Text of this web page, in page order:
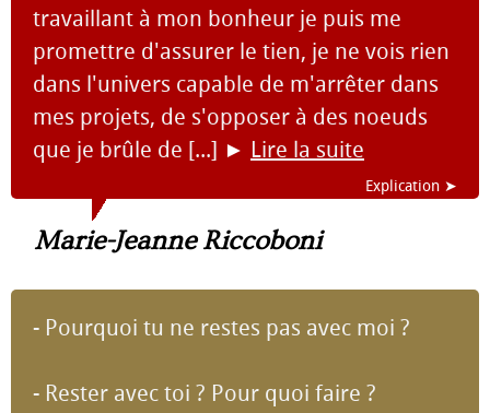
travaillant à mon bonheur je puis me
promettre d'assurer le tien, je ne vois rien
dans l'univers capable de m'arrêter dans
mes projets, de s'opposer à des noeuds
que je brûle de [...] ► Lire la suite
Explication ➤
Marie-Jeanne Riccoboni
- Pourquoi tu ne restes pas avec moi ?
- Rester avec toi ? Pour quoi faire ?